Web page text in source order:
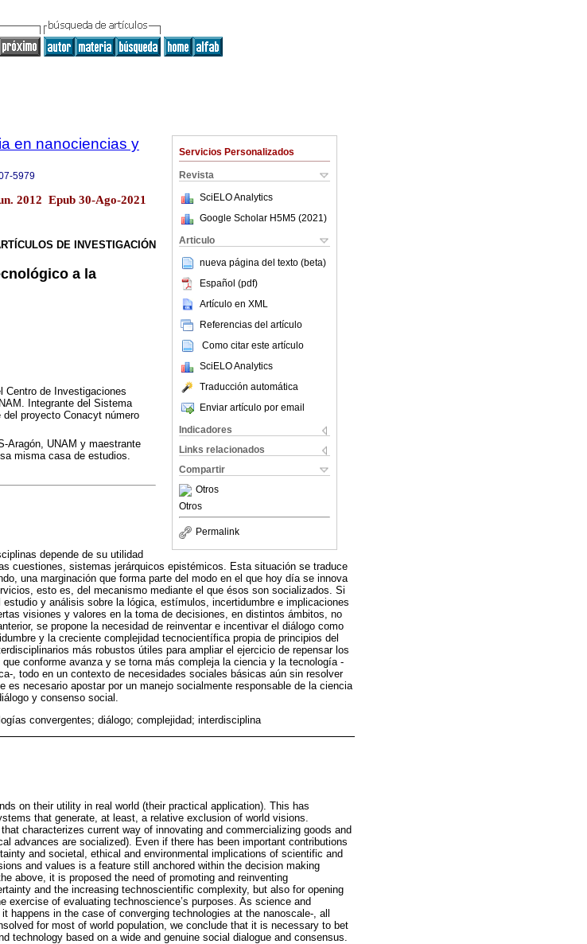
Servicios Personalizados
Revista
SciELO Analytics
Google Scholar H5M5 (2021 )
Articulo
nueva página del texto (beta)
Español (pdf)
Artículo en XML
Referencias del artículo
Como citar este artículo
SciELO Analytics
Traducción automática
Enviar artículo por email
Indicadores
Links relacionados
Compartir
Otros
Otros
Permalink
en nanociencias y
5979
2012 Epub 30-Ago-2021
DE INVESTIGACIÓN
a la
Centro de Investigaciones
Integrante del Sistema
proyecto Conacyt número
Aragón, UNAM y maestrante
misma casa de estudios.
depende de su utilidad
cuestiones, sistemas jerárquicos epistémicos. Esta situación se traduce
una marginación que forma parte del modo en el que hoy día se innova
esto es, del mecanismo mediante el que ésos son socializados. Si
y análisis sobre la lógica, estímulos, incertidumbre e implicaciones
visiones y valores en la toma de decisiones, en distintos ámbitos, no
se propone la necesidad de reinventar e incentivar el diálogo como
y la creciente complejidad tecnocientífica propia de principios del
más robustos útiles para ampliar el ejercicio de repensar los
conforme avanza y se torna más compleja la ciencia y la tecnología -
, todo en un contexto de necesidades sociales básicas aún sin resolver
es necesario apostar por un manejo socialmente responsable de la ciencia
y consenso social.
convergentes; diálogo; complejidad; interdisciplina
on their utility in real world (their practical application). This has
that generate, at least, a relative exclusion of world visions.
characterizes current way of innovating and commercializing goods and
advances are socialized). Even if there has been important contributions
and societal, ethical and environmental implications of scientific and
and values is a feature still anchored within the decision making
above, it is proposed the need of promoting and reinventing
and the increasing technoscientific complexity, but also for opening
exercise of evaluating technoscience’s purposes. As science and
happens in the case of converging technologies at the nanoscale-, all
for most of world population, we conclude that it is necessary to bet
technology based on a wide and genuine social dialogue and consensus.